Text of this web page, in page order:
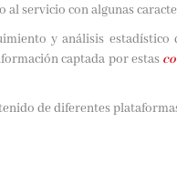
servicio con algunas
y análisis
captada por estas
de diferentes